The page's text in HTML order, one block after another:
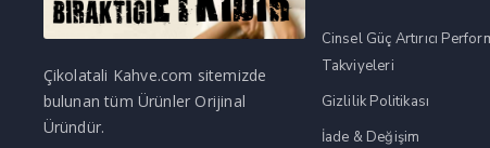
Çikolatali Kahve.com sitemizde
bulunan tüm Ürünler Orijinal
Üründür.
Cinsel Güç Artırıcı
Takviyeleri
Gizlilik Politikası
İade & Değişim